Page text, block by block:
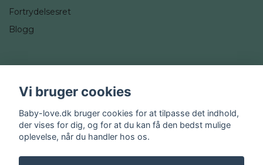
Fortrydelsesret
Blogg
Instagram
Vi bruger cookies
Baby-love.dk bruger cookies for at tilpasse det indhold,
der vises for dig, og for at du kan få den bedst mulige
oplevelse, når du handler hos os.